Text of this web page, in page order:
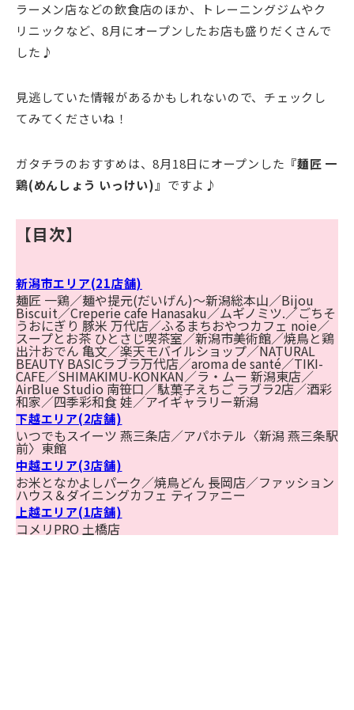
ラーメン店などの飲食店のほか、トレーニングジムやク
リニックなど、8月にオープンしたお店も盛りだくさんで
した♪
見逃していた情報があるかもしれないので、チェックし
てみてくださいね！
ガタチラのおすすめは、8月18日にオープンした 『麺匠 一
鶏(めんしょう いっけい)』 ですよ♪
【目次】
新潟市エリア(21店舗)
麺匠 一鶏／麺や提元(だいげん)～新潟総本山／Bijou
Biscuit／Creperie cafe Hanasaku／ムギノミツ.／ごちそ
うおにぎり 豚米 万代店／ふるまちおやつカフェ noie／
スープとお茶 ひとさじ喫茶室／新潟市美術館／焼鳥と鶏
出汁おでん 亀文／楽天モバイルショップ／NATURAL
BEAUTY BASICラブラ万代店／aroma de santé／TIKI-
CAFE／SHIMAKIMU-KONKAN／ラ・ムー 新潟東店／
AirBlue Studio 南笹口／駄菓子えちご ラブラ2店／酒彩
和家／四季彩和食 娃／アイギャラリー新潟
下越エリア(2店舗)
いつでもスイーツ 燕三条店／アパホテル〈新潟 燕三条駅
前〉東館
中越エリア(3店舗)
お米となかよしパーク／焼鳥どん 長岡店／ファッション
ハウス＆ダイニングカフェ ティファニー
上越エリア(1店舗)
コメリPRO 土橋店